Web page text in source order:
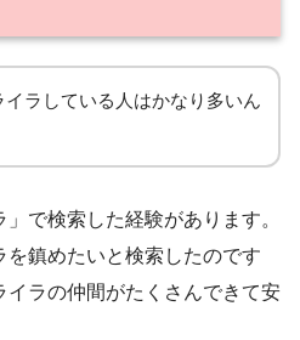
イラしている人はかなり多いん
で検索した経験があります。
を鎮めたいと検索したのです
イラの仲間がたくさんできて安